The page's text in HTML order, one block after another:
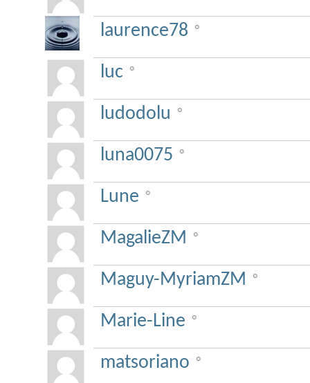
laurence78
luc
ludodolu
luna0075
Lune
MagalieZM
Maguy-MyriamZM
Marie-Line
matsoriano